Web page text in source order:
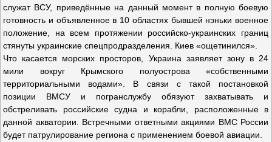
служат ВСУ, приведённые на данный момент в полную боевую
готовность и объявленное в 10 областях бывшей нэньки военное
положение, на всем протяжении российско-украинских границ
стянуты украинские спецпродразделения. Киев «ощетинился».
Что касается морских просторов, Украина заявляет зону в 24
мили вокруг Крымского полуострова «собственными
территориальными водами». В связи с такой постановкой
позиции ВМСУ и погранслужбу обязуют захватывать и
обстреливать российские судна и корабли, расположенные в
данной акватории. Встречными ответными акциями ВМС России
будет патрулирование региона с применением боевой авиации.